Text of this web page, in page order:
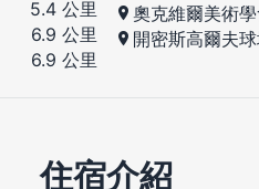
5.4 公里
6.9 公里
6.9 公里
奧克維爾美術
開密斯高爾夫
住宿介紹